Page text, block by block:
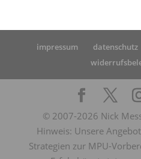
impressum datenschutz
© 2007-2026 Nick
Hinweis: Unsere
Strategien zur MPU-